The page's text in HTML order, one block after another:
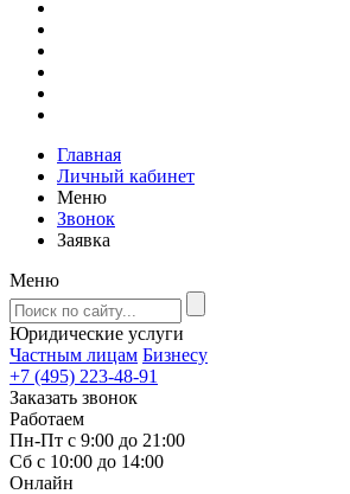
Главная
Личный кабинет
Меню
Звонок
Заявка
Меню
Юридические услуги
Частным лицам Бизнесу
+7 (495) 223-48-91
Заказать звонок
Работаем
Пн-Пт с 9:00 до 21:00
Сб с 10:00 до 14:00
Онлайн